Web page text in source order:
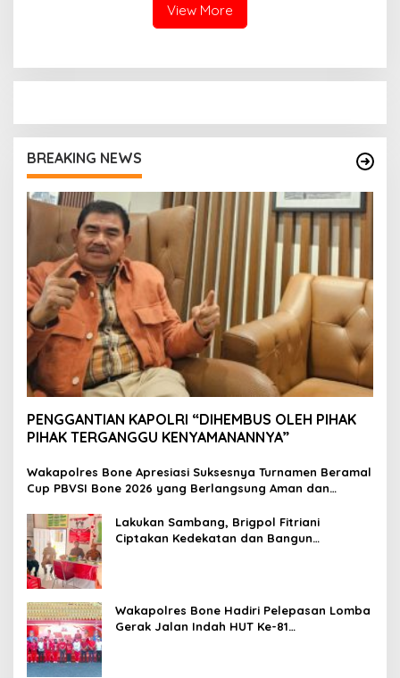
View More
BREAKING NEWS
PENGGANTIAN KAPOLRI “DIHEMBUS OLEH PIHAK
PIHAK TERGANGGU KENYAMANANNYA”
Wakapolres Bone Apresiasi Suksesnya Turnamen Beramal
Cup PBVSI Bone 2026 yang Berlangsung Aman dan
Lakukan Sambang, Brigpol Fitriani
Ciptakan Kedekatan dan Bangun
Wakapolres Bone Hadiri Pelepasan Lomba
Gerak Jalan Indah HUT Ke-81